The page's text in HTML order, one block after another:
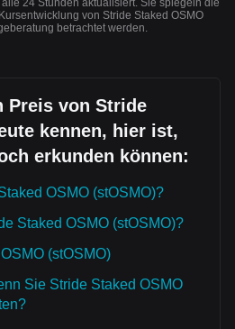
24 Stunden aktualisiert. Sie spiegeln die
von Stride Staked OSMO
betrachtet werden.
Preis von Stride
kennen, hier ist,
erkunden können:
OSMO (stOSMO)?
Staked OSMO (stOSMO)?
(stOSMO)
Sie Stride Staked OSMO